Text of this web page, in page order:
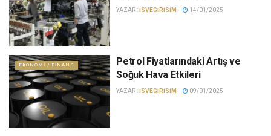
YAZAR :ISVEGIRISIM 14/01/2025
EKONOMI / FINANS
Petrol Fiyatlarındaki Artış ve
Soğuk Hava Etkileri
YAZAR :ISVEGIRISIM 09/01/2025